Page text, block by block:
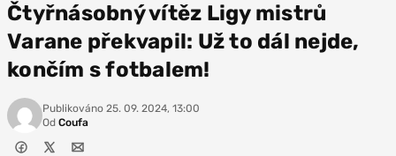
Čtyřnásobný vítěz Ligy mistrů
Varane překvapil: Už to dál nejde,
končím s fotbalem!
Publikováno 25. 09. 2024, 13:00
Od Coufa